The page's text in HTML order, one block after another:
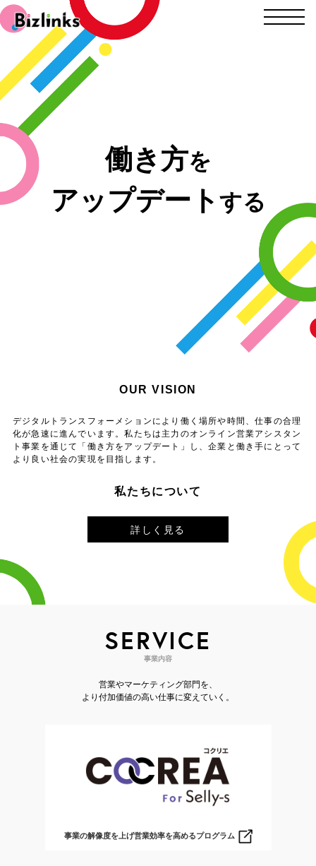
働き方を
アップデート する
OUR VISION
デジタルトランスフォーメションにより働く場所や時間、仕事の合理
化が急速に進んでいます。私たちは主力のオンライン営業アシスタン
ト事業を通じて「働き方をアップデート」し、企業と働き手にとって
より良い社会の実現を目指します。
私たちについて
詳しく見る
SERVICE
事業内容
営業やマーケティング部門を、
より付加価値の高い仕事に変えていく。
事業の解像度を上げ営業効率を高めるプログラム